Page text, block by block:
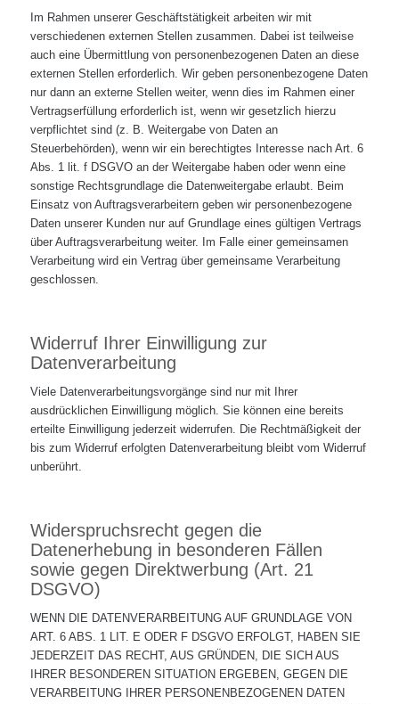
Im Rahmen unserer Geschäftstätigkeit arbeiten wir mit
verschiedenen externen Stellen zusammen. Dabei ist teilweise
auch eine Übermittlung von personenbezogenen Daten an diese
externen Stellen erforderlich. Wir geben personenbezogene Daten
nur dann an externe Stellen weiter, wenn dies im Rahmen einer
Vertragserfüllung erforderlich ist, wenn wir gesetzlich hierzu
verpflichtet sind (z. B. Weitergabe von Daten an
Steuerbehörden), wenn wir ein berechtigtes Interesse nach Art. 6
Abs. 1 lit. f DSGVO an der Weitergabe haben oder wenn eine
sonstige Rechtsgrundlage die Datenweitergabe erlaubt. Beim
Einsatz von Auftragsverarbeitern geben wir personenbezogene
Daten unserer Kunden nur auf Grundlage eines gültigen Vertrags
über Auftragsverarbeitung weiter. Im Falle einer gemeinsamen
Verarbeitung wird ein Vertrag über gemeinsame Verarbeitung
geschlossen.
Widerruf Ihrer Einwilligung zur
Datenverarbeitung
Viele Datenverarbeitungsvorgänge sind nur mit Ihrer
ausdrücklichen Einwilligung möglich. Sie können eine bereits
erteilte Einwilligung jederzeit widerrufen. Die Rechtmäßigkeit der
bis zum Widerruf erfolgten Datenverarbeitung bleibt vom Widerruf
unberührt.
Widerspruchsrecht gegen die
Datenerhebung in besonderen Fällen
sowie gegen Direktwerbung (Art. 21
DSGVO)
WENN DIE DATENVERARBEITUNG AUF GRUNDLAGE VON
ART. 6 ABS. 1 LIT. E ODER F DSGVO ERFOLGT, HABEN SIE
JEDERZEIT DAS RECHT, AUS GRÜNDEN, DIE SICH AUS
IHRER BESONDEREN SITUATION ERGEBEN, GEGEN DIE
VERARBEITUNG IHRER PERSONENBEZOGENEN DATEN